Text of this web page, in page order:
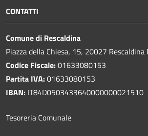
CONTATTI
Comune di Rescaldina
Piazza della Chiesa, 15, 20027 Rescaldina
Codice Fiscale:01633080153
Partita IVA:01633080153
IBAN: IT84D0503433640000000021510
Tesoreria Comunale